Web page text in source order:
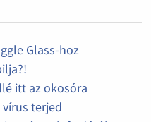
Glass-hoz
itt az okosóra
terjed